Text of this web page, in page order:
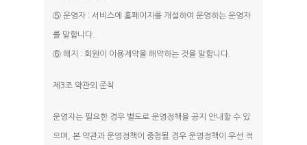
⑤ 운영자 : 서비스에 홈페이지를 개설하여 운영하는 운영자
를 말합니다.
⑥ 해지 : 회원이 이용계약을 해약하는 것을 말합니다.
제3조 약관외 준칙
운영자는 필요한 경우 별도로 운영정책을 공지 안내할 수 있
으며, 본 약관과 운영정책이 중첩될 경우 운영정책이 우선 적